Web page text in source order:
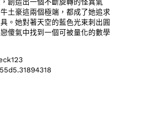
，創造出一個不斷旋轉的怪異氣
土豪這兩個極端，都成了她追求
。她對著天空的藍色光束刺出圓
傻氣中找到一個可被量化的數學